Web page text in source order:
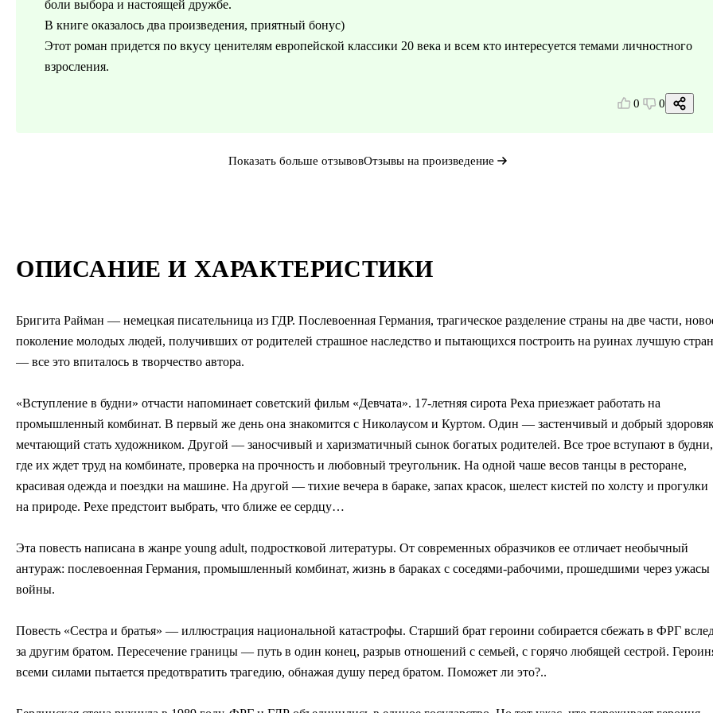
ОПИСАНИЕ И ХАРАКТЕРИСТИКИ
Бригита Райман — немецкая писательница из ГДР. Послевоенная Германия, трагическое разделение страны на две части,
поколение молодых людей, получивших от родителей страшное наследство и пытающихся построить на руинах лучшую
— все это впиталось в творчество автора.
«Вступление в будни» отчасти напоминает советский фильм «Девчата». 17-летняя сирота Реха приезжает работать на
промышленный комбинат. В первый же день она знакомится с Николаусом и Куртом. Один — застенчивый и добрый
мечтающий стать художником. Другой — заносчивый и харизматичный сынок богатых родителей. Все трое вступают в будни,
где их ждет труд на комбинате, проверка на прочность и любовный треугольник. На одной чаше весов танцы в ресторане,
красивая одежда и поездки на машине. На другой — тихие вечера в бараке, запах красок, шелест кистей по холсту и прогулки
на природе. Рехе предстоит выбрать, что ближе ее сердцу…
Эта повесть написана в жанре young adult, подростковой литературы. От современных образчиков ее отличает необычный
антураж: послевоенная Германия, промышленный комбинат, жизнь в бараках с соседями-рабочими, прошедшими через ужасы
войны.
Повесть «Сестра и братья» — иллюстрация национальной катастрофы. Старший брат героини собирается сбежать в ФРГ
за другим братом. Пересечение границы — путь в один конец, разрыв отношений с семьей, с горячо любящей сестрой.
всеми силами пытается предотвратить трагедию, обнажая душу перед братом. Поможет ли это?..
боли выбора и настоящей дружбе.
В книге оказалось два произведения, приятный бонус)
Этот роман придется по вкусу ценителям европейской классики 20 века и всем кто интересуется темами личностного
взросления.
0 0
Показать больше отзывовОтзывы на произведение